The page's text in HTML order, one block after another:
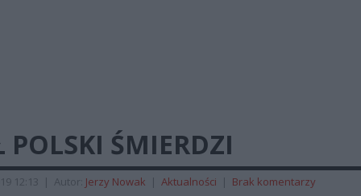
POLSKI ŚMIERDZI
12:13 | Autor: Jerzy Nowak | Aktualności | Brak komentarzy